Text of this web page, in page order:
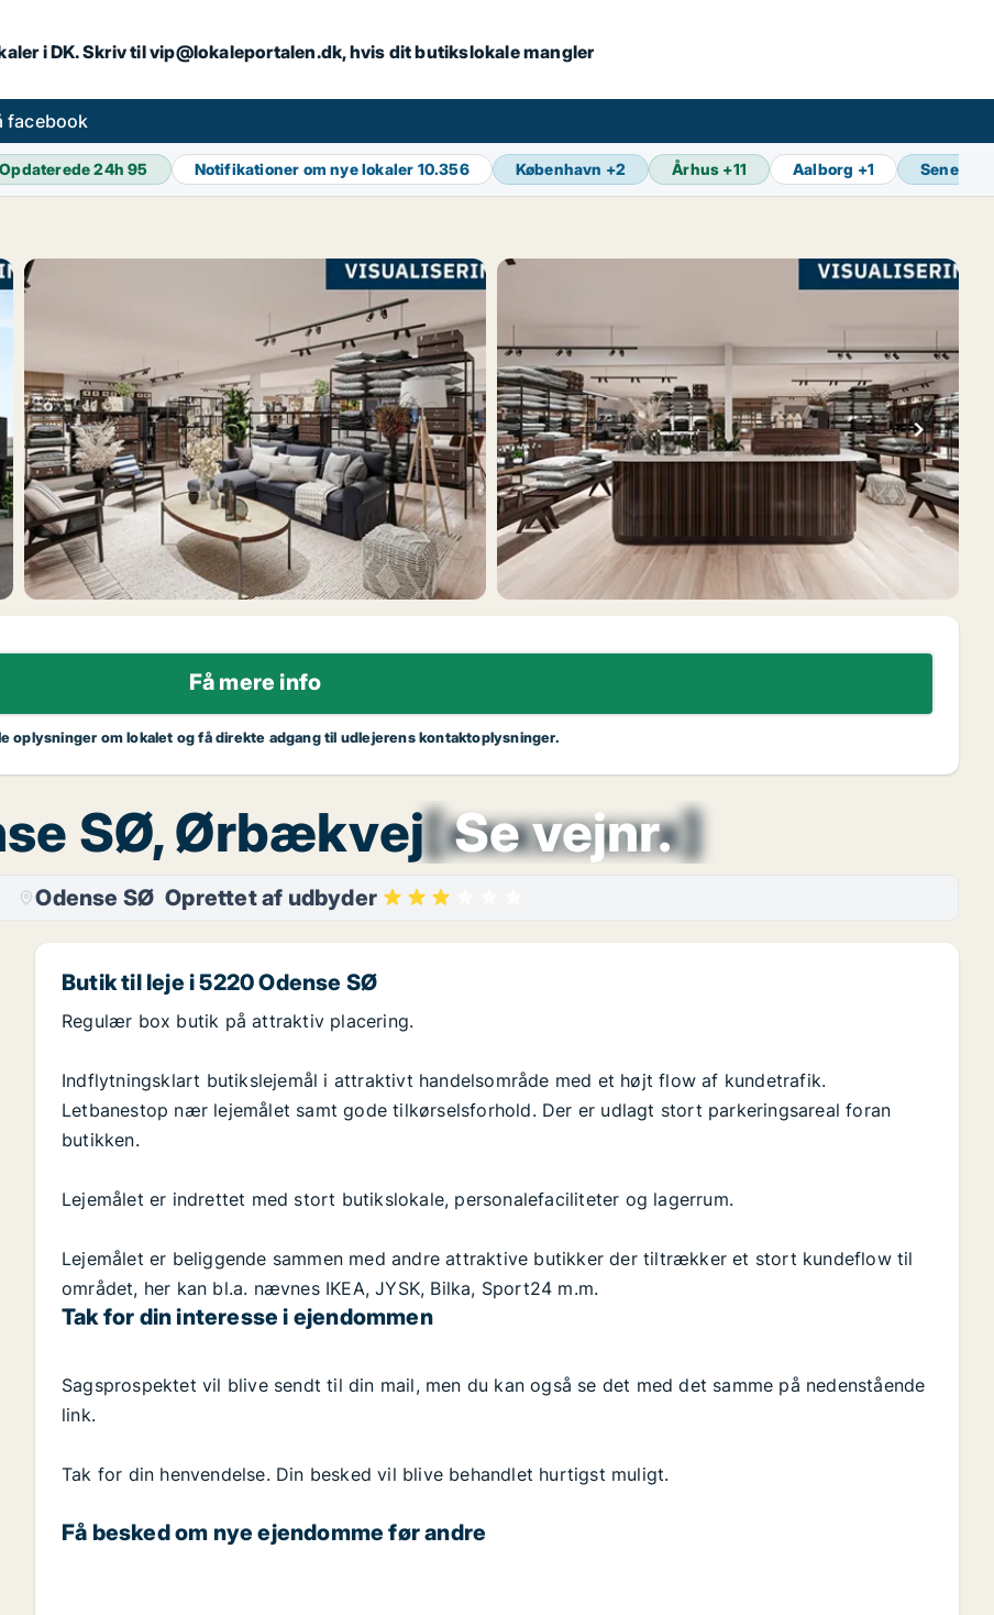
i DK. Skriv til vip@lokaleportalen.dk, hvis dit butikslokale mangler
facebook
Opdaterede 24h95 Notifikationer om nye lokaler 10.356 København +2 Århus +11 Aalborg +1 Seneste
Få mere info
oplysninger om lokalet og få direkte adgang til udlejerens kontaktoplysninger.
SØ, Ørbækvej Se vejnr.
[xxxxxxxx]
Odense SØ Oprettet af udbyder
Butik til leje i 5220 Odense SØ
Regulær box butik på attraktiv placering.
Indflytningsklart butikslejemål i attraktivt handelsområde med et højt flow af kundetrafik.
Letbanestop nær lejemålet samt gode tilkørselsforhold. Der er udlagt stort parkeringsareal foran
butikken.
Lejemålet er indrettet med stort butikslokale, personalefaciliteter og lagerrum.
Lejemålet er beliggende sammen med andre attraktive butikker der tiltrækker et stort kundeflow til
området, her kan bl.a. nævnes IKEA, JYSK, Bilka, Sport24 m.m.
Tak for din interesse i ejendommen
Sagsprospektet vil blive sendt til din mail, men du kan også se det med det samme på nedenstående
link.
Tak for din henvendelse. Din besked vil blive behandlet hurtigst muligt.
Få besked om nye ejendomme før andre